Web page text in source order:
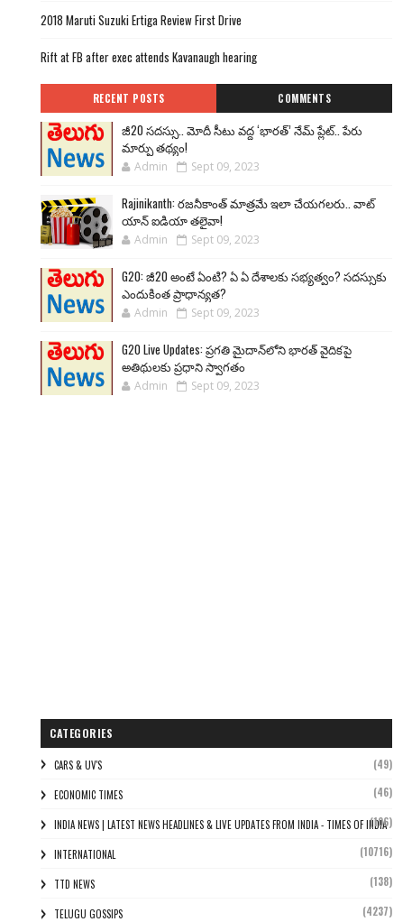
2018 Maruti Suzuki Ertiga Review First Drive
Rift at FB after exec attends Kavanaugh hearing
RECENT POSTS COMMENTS
జీ20 సదస్సు.. మోదీ సీటు వద్ద ‘భారత్’ నేమ్ ప్లేట్‌.. పేరు
మార్పు తథ్యం!
Admin Sept 09, 2023
Rajinikanth: రజనీకాంత్ మాత్రమే ఇలా చేయగలరు.. వాట్
యాన్ ఐడియా తలైవా!
Admin Sept 09, 2023
G20: జీ20 అంటే ఏంటి? ఏ ఏ దేశాలకు సభ్యత్వం? సదస్సుకు
ఎందుకింత ప్రాధాన్యత?
Admin Sept 09, 2023
G20 Live Updates: ప్రగతి మైదాన్‌లోని భారత్ వైదికపై
అతిథులకు ప్రధాని స్వాగతం
Admin Sept 09, 2023
CATEGORIES
CARS & UV'S (49)
ECONOMIC TIMES (46)
INDIA NEWS | LATEST NEWS HEADLINES & LIVE UPDATES FROM INDIA - TIMES OF INDIA
(106)
INTERNATIONAL (10716)
TTD NEWS (138)
TELUGU GOSSIPS (4237)